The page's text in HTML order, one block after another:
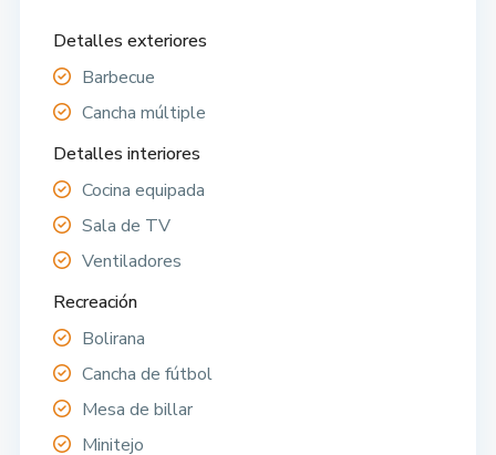
Detalles exteriores
Barbecue
Cancha múltiple
Detalles interiores
Cocina equipada
Sala de TV
Ventiladores
Recreación
Bolirana
Cancha de fútbol
Mesa de billar
Minitejo